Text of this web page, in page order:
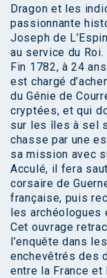
Dragon et les
passionnante
Joseph de
au service du Roi.
Fin 1782, à 24
est chargé
du Génie de
cryptées, et qui
sur les îles à sel
chasse par une
sa mission avec
Acculé, il fera
corsaire de
française, puis
les archéologues
Cet ouvrage
l’enquête dans
enchevêtrés des
entre la France et